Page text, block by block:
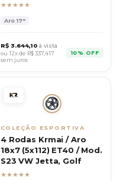
★★★★★
Aro17"
R$ 3.644,10 à vista
ou 12x de R$337,417
sem juros
10% OFF
COLEÇÃO ESPORTIVA
4 Rodas Krmai / Aro
18x7 (5x112) ET40 / Mod.
S23 VW Jetta, Golf
★★★★★